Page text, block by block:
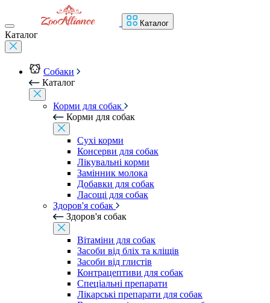
Каталог
Каталог
Собаки
Каталог
Корми для собак
Корми для собак
Сухі корми
Консерви для собак
Лікувальні корми
Замінник молока
Добавки для собак
Ласощі для собак
Здоров'я собак
Здоров'я собак
Вітаміни для собак
Засоби від бліх та кліщів
Засоби від глистів
Контрацептиви для собак
Спеціальні препарати
Лікарські препарати для собак